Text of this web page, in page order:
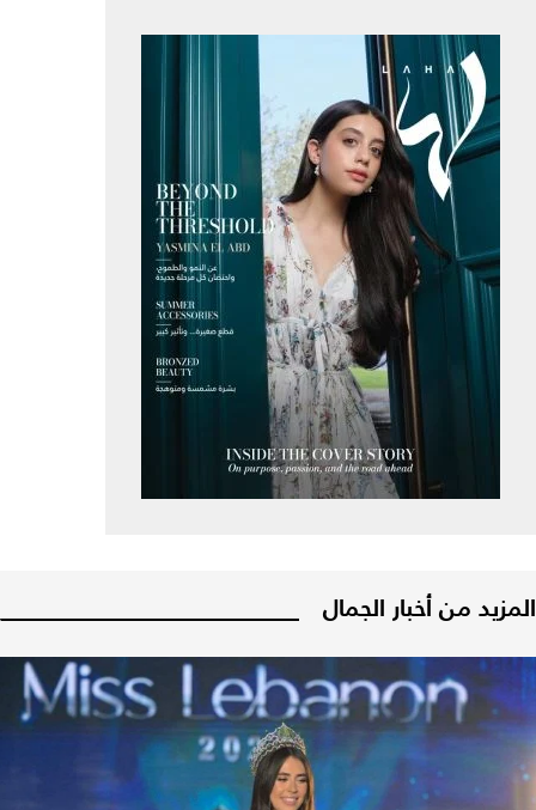
المزيد من أخبار الجمال